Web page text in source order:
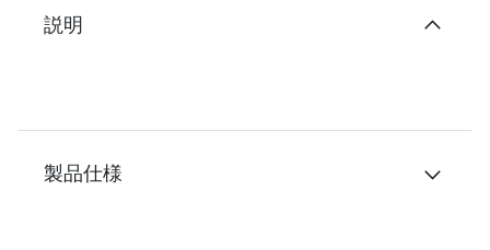
説明
製品仕様